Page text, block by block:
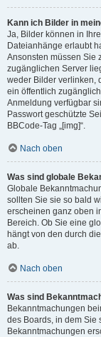
Kann ich Bilder in
Ja, Bilder können in
Dateianhänge erlaubt
Ansonsten müssen Sie
zugänglichen Server
weder Bilder verlinken,
ein öffentlich
Anmeldung verfügbar
Passwort geschützte
BBCode-Tag „[img]“.
Nach oben
Was sind globale
Globale
sollten Sie sie so bald
erscheinen ganz oben
Bereich. Ob Sie eine
hängt von den durch
ab.
Nach oben
Was sind
Bekanntmachungen
des Boards, in dem Sie
Bekanntmachungen